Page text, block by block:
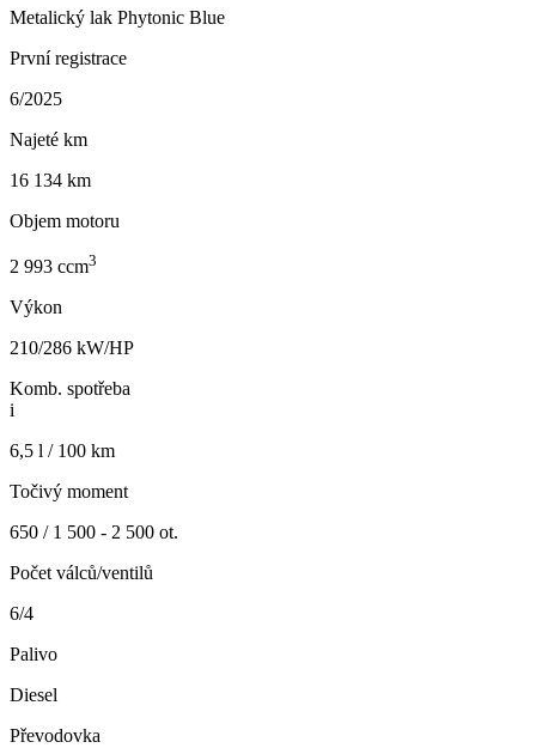
Metalický lak Phytonic Blue
První registrace
6/2025
Najeté km
16 134 km
Objem motoru
2 993 ccm3
Výkon
210/286 kW/HP
Komb. spotřeba
i
6,5 l / 100 km
Točivý moment
650 / 1 500 - 2 500 ot.
Počet válců/ventilů
6/4
Palivo
Diesel
Převodovka